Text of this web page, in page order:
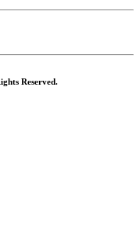
Reserved.